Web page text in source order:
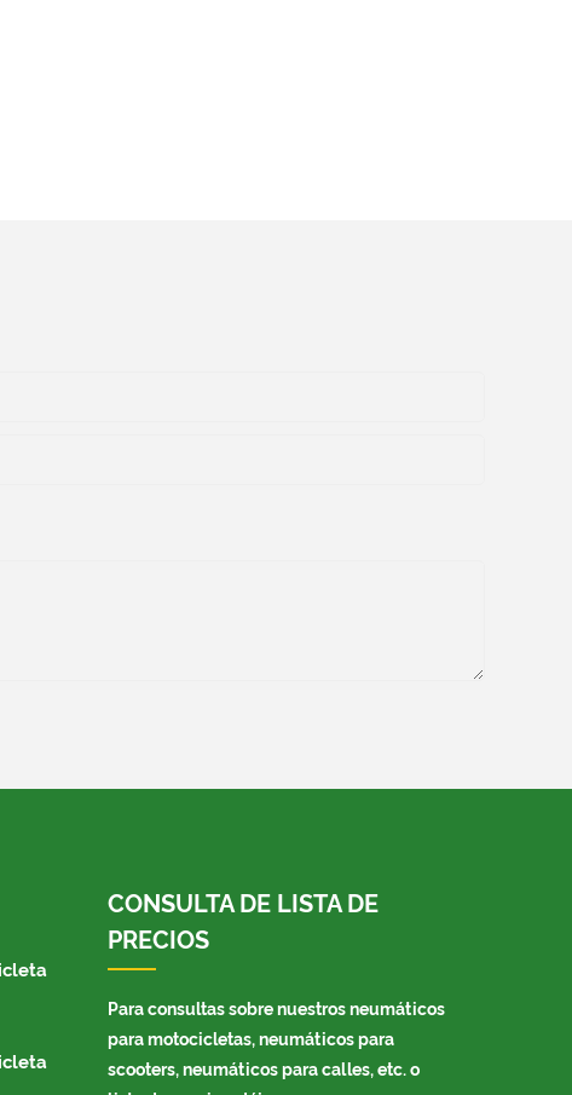
CONSULTA DE LISTA DE
PRECIOS
Para consultas sobre nuestros neumáticos
para motocicletas, neumáticos para
scooters, neumáticos para calles, etc. o